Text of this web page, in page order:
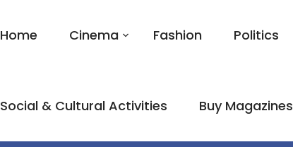
Home Cinema Fashion Politics
Social & Cultural Activities Buy Magazines